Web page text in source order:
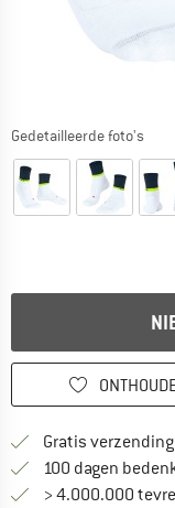
Gedetailleerde foto's
Gratis
100 dagen
> 4.000.000